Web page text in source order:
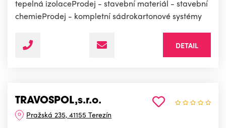
tepelná izolaceProdej - stavební materiál - stavební
chemieProdej - kompletní sádrokartonové systémy
DETAIL
TRAVOSPOL,s.r.o.
Pražská 235, 41155 Terezín